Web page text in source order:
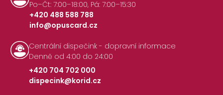
Po–Čt: 7:00–18:00, Pá: 7:00–15:30
+420 488 588 788
|
info@opuscard.cz
Centrální dispečink - dopravní informace
Denně od 4:00 do 24:00
+420 704 702 000
|
dispecink@korid.cz